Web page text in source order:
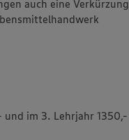
auch eine Verkürzung
und im 3. Lehrjahr 1350,-